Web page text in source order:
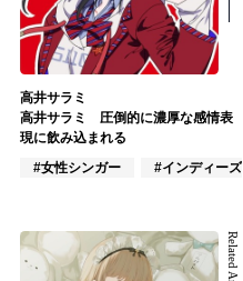
高井サラミ
高井サラミ 圧倒的に濃厚な感情表
現に飲み込まれる
#女性シンガー
#インディーズ